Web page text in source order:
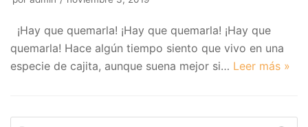
¡Hay que quemarla! ¡Hay que quemarla! ¡Hay que
quemarla! Hace algún tiempo siento que vivo en una
especie de cajita, aunque suena mejor si… Leer más »